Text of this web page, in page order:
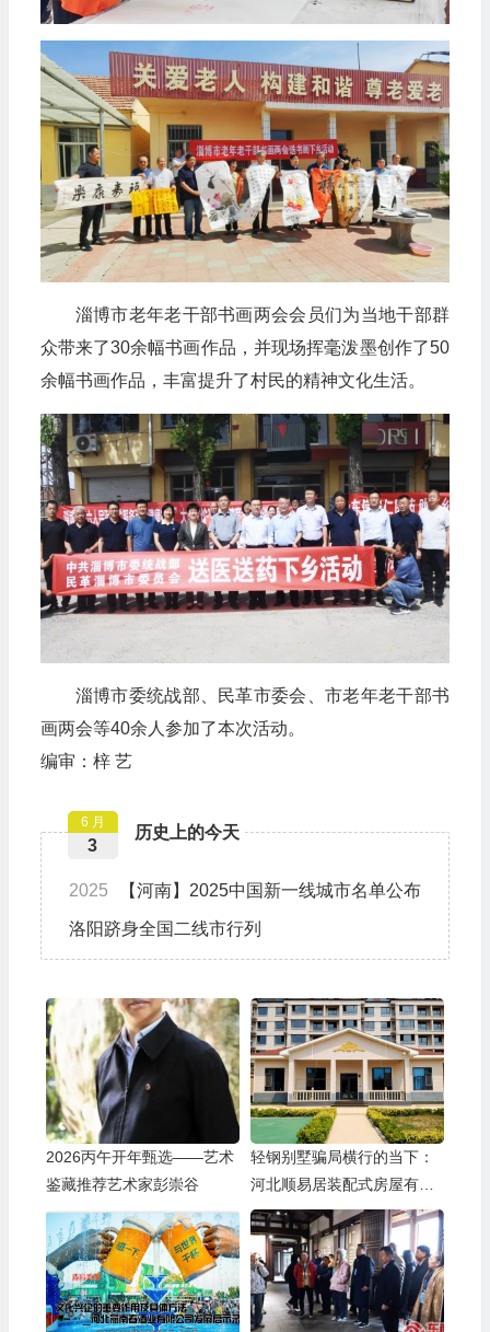
淄博市老年老干部书画两会会员们为当地干部群
众带来了30余幅书画作品，并现场挥毫泼墨创作了50
余幅书画作品，丰富提升了村民的精神文化生活。
淄博市委统战部、民革市委会、市老年老干部书
画两会等40余人参加了本次活动。
编审：梓 艺
历史上的今天
6 月
3
2025 【河南】2025中国新一线城市名单公布
洛阳跻身全国二线市行列
2026丙午开年甄选——艺术
鉴藏推荐艺术家彭崇谷
轻钢别墅骗局横行的当下：
河北顺易居装配式房屋有限
公司的坚守与启示